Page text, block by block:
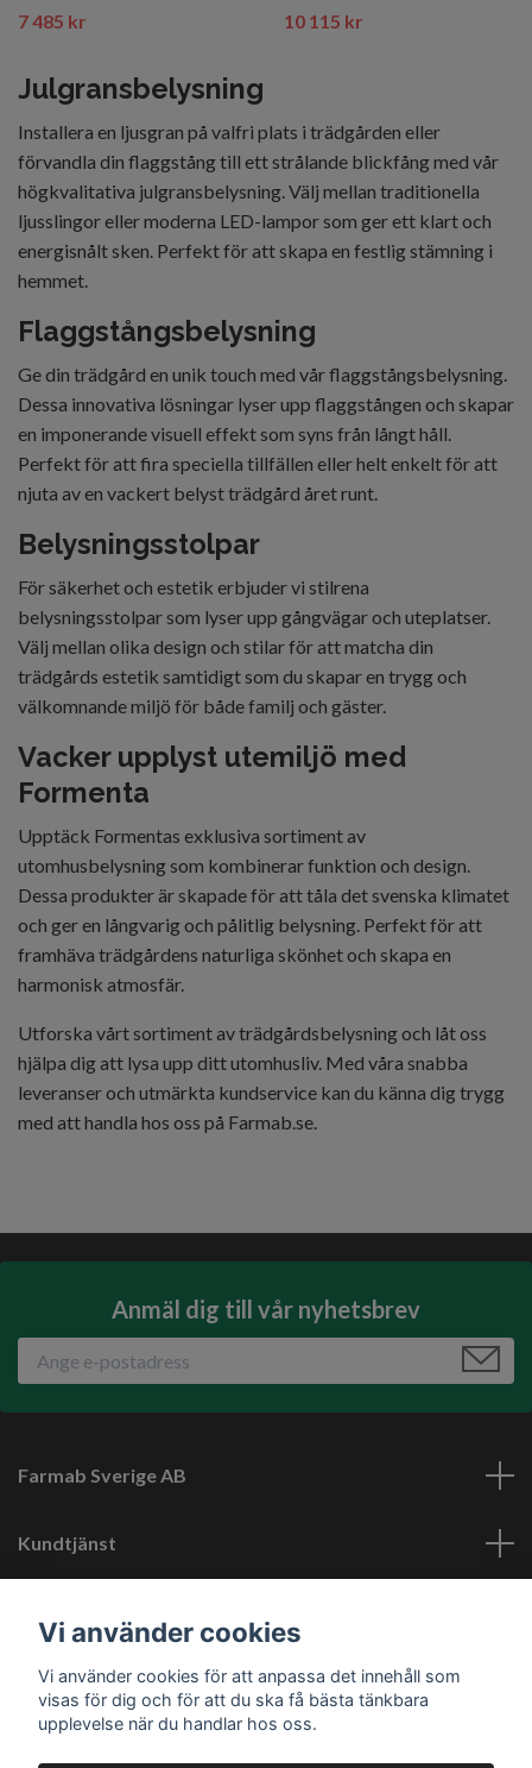
7 485 kr
10 115 kr
Julgransbelysning
Installera en ljusgran på valfri plats i trädgården eller
förvandla din flaggstång till ett strålande blickfång med vår
högkvalitativa julgransbelysning. Välj mellan traditionella
ljusslingor eller moderna LED-lampor som ger ett klart och
energisnålt sken. Perfekt för att skapa en festlig stämning i
hemmet.
Flaggstångsbelysning
Ge din trädgård en unik touch med vår flaggstångsbelysning.
Dessa innovativa lösningar lyser upp flaggstången och skapar
en imponerande visuell effekt som syns från långt håll.
Perfekt för att fira speciella tillfällen eller helt enkelt för att
njuta av en vackert belyst trädgård året runt.
Belysningsstolpar
För säkerhet och estetik erbjuder vi stilrena
belysningsstolpar som lyser upp gångvägar och uteplatser.
Välj mellan olika design och stilar för att matcha din
trädgårds estetik samtidigt som du skapar en trygg och
välkomnande miljö för både familj och gäster.
Vacker upplyst utemiljö med
Formenta
Upptäck Formentas exklusiva sortiment av
utomhusbelysning som kombinerar funktion och design.
Dessa produkter är skapade för att tåla det svenska klimatet
och ger en långvarig och pålitlig belysning. Perfekt för att
framhäva trädgårdens naturliga skönhet och skapa en
harmonisk atmosfär.
Utforska vårt sortiment av trädgårdsbelysning och låt oss
hjälpa dig att lysa upp ditt utomhusliv. Med våra snabba
leveranser och utmärkta kundservice kan du känna dig trygg
med att handla hos oss på Farmab.se.
Anmäl dig till vår nyhetsbrev
Farmab Sverige AB
Kundtjänst
Sociala medier
Vi använder cookies
Vi använder cookies för att anpassa det innehåll som
visas för dig och för att du ska få bästa tänkbara
upplevelse när du handlar hos oss.